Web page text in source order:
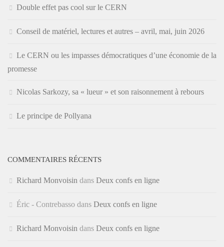
Double effet pas cool sur le CERN
Conseil de matériel, lectures et autres – avril, mai, juin 2026
Le CERN ou les impasses démocratiques d’une économie de la
promesse
Nicolas Sarkozy, sa « lueur » et son raisonnement à rebours
Le principe de Pollyana
COMMENTAIRES RÉCENTS
Richard Monvoisin dans Deux confs en ligne
Éric - Contrebasso dans Deux confs en ligne
Richard Monvoisin dans Deux confs en ligne